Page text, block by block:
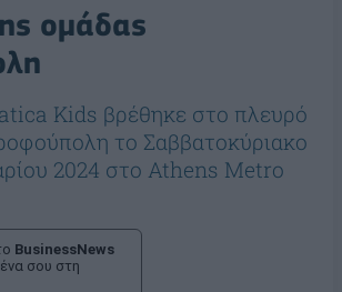
ομάδας
Kids βρέθηκε στο πλευρό
το Σαββατοκύριακο
2024 στο Athens Metro
BusinessNews
σου στη